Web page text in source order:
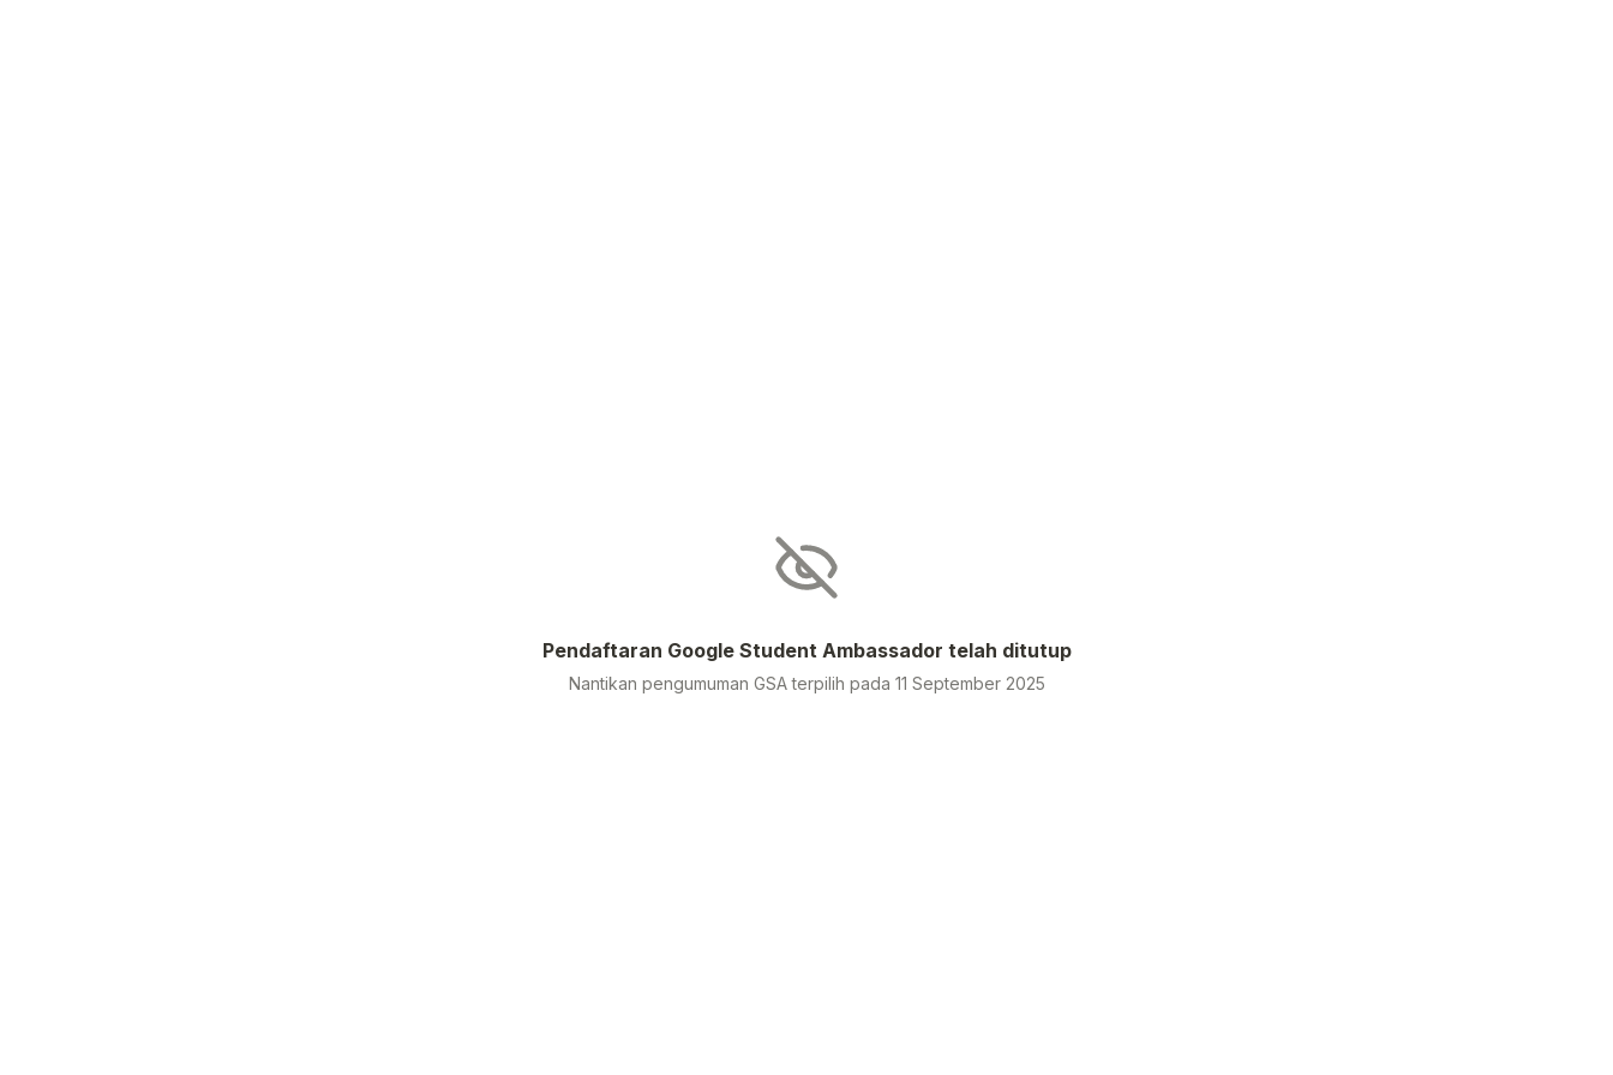
Pendaftaran Google Student Ambassador telah ditutup
Nantikan pengumuman GSA terpilih pada 11 September 2025